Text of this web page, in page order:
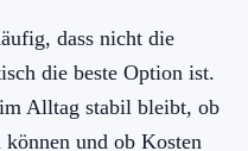
dass nicht die
die beste Option ist.
Alltag stabil bleibt, ob
und ob Kosten